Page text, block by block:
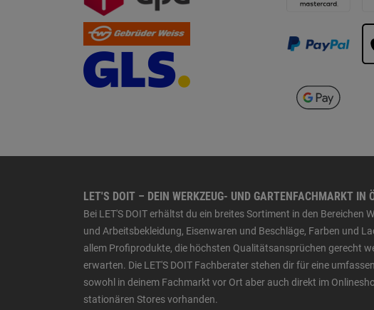
LET'S DOIT – DEIN WERKZEUG- UND GARTENFACHMARKT IN
Bei LET'S DOIT erhältst du ein breites Sortiment in den
und Arbeitsbekleidung, Eisenwaren und Beschläge, Farben und
allem Profiprodukte, die höchsten Qualitätsansprüchen gerecht
erwarten. Die LET'S DOIT Fachberater stehen dir für eine
sowohl in deinem Fachmarkt vor Ort aber auch direkt im
stationären Stores vorhanden.